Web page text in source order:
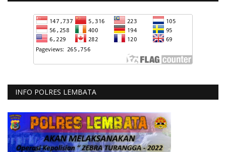
INFO POLRES LEMBATA